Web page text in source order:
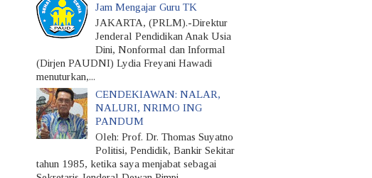
Jam Mengajar Guru TK
JAKARTA, (PRLM).-Direktur
Jenderal Pendidikan Anak Usia
Dini, Nonformal dan Informal
(Dirjen PAUDNI) Lydia Freyani Hawadi
menuturkan,...
CENDEKIAWAN: NALAR,
NALURI, NRIMO ING
PANDUM
Oleh: Prof. Dr. Thomas Suyatno
Politisi, Pendidik, Bankir Sekitar
tahun 1985, ketika saya menjabat sebagai